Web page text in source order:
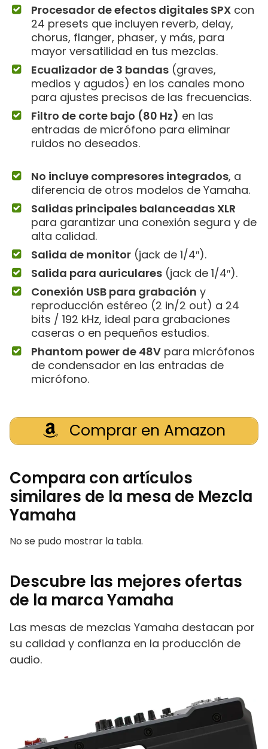
Procesador de efectos digitales SPX con
24 presets que incluyen reverb, delay,
chorus, flanger, phaser, y más, para
mayor versatilidad en tus mezclas.
Ecualizador de 3 bandas (graves,
medios y agudos) en los canales mono
para ajustes precisos de las frecuencias.
Filtro de corte bajo (80 Hz) en las
entradas de micrófono para eliminar
ruidos no deseados.
No incluye compresores integrados, a
diferencia de otros modelos de Yamaha.
Salidas principales balanceadas XLR
para garantizar una conexión segura y de
alta calidad.
Salida de monitor (jack de 1/4″).
Salida para auriculares (jack de 1/4″).
Conexión USB para grabación y
reproducción estéreo (2 in/2 out) a 24
bits / 192 kHz, ideal para grabaciones
caseras o en pequeños estudios.
Phantom power de 48V para micrófonos
de condensador en las entradas de
micrófono.
Comprar en Amazon
Compara con artículos
similares de la mesa de Mezcla
Yamaha
No se pudo mostrar la tabla.
Descubre las mejores ofertas
de la marca Yamaha
Las mesas de mezclas Yamaha destacan por
su calidad y confianza en la producción de
audio.